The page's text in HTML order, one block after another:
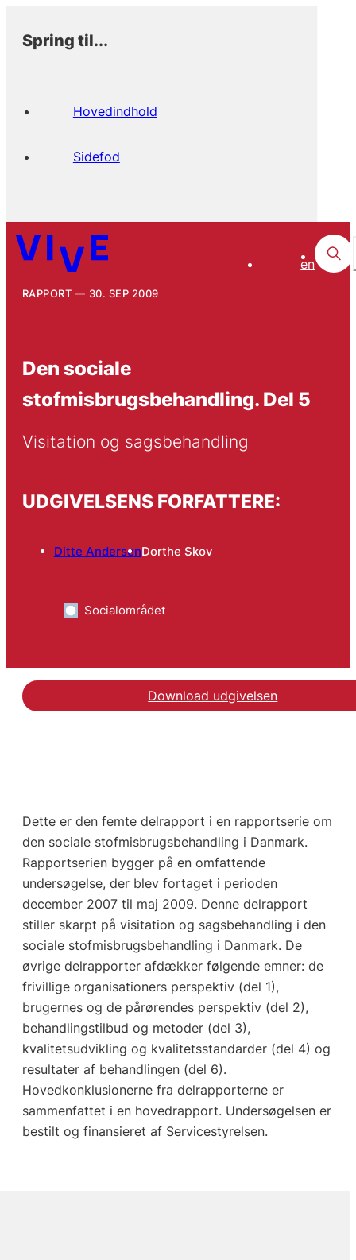
Spring til...
Hovedindhold
Sidefod
en
RAPPORT 30. SEP 2009
Den sociale
stofmisbrugsbehandling. Del 5
Visitation og sagsbehandling
UDGIVELSENS FORFATTERE:
Ditte AndersenDorthe Skov
Socialområdet
Download udgivelsen
Dette er den femte delrapport i en rapportserie om
den sociale stofmisbrugsbehandling i Danmark.
Rapportserien bygger på en omfattende
undersøgelse, der blev fortaget i perioden
december 2007 til maj 2009. Denne delrapport
stiller skarpt på visitation og sagsbehandling i den
sociale stofmisbrugsbehandling i Danmark. De
øvrige delrapporter afdækker følgende emner: de
frivillige organisationers perspektiv (del 1),
brugernes og de pårørendes perspektiv (del 2),
behandlingstilbud og metoder (del 3),
kvalitetsudvikling og kvalitetsstandarder (del 4) og
resultater af behandlingen (del 6).
Hovedkonklusionerne fra delrapporterne er
sammenfattet i en hovedrapport. Undersøgelsen er
bestilt og finansieret af Servicestyrelsen.